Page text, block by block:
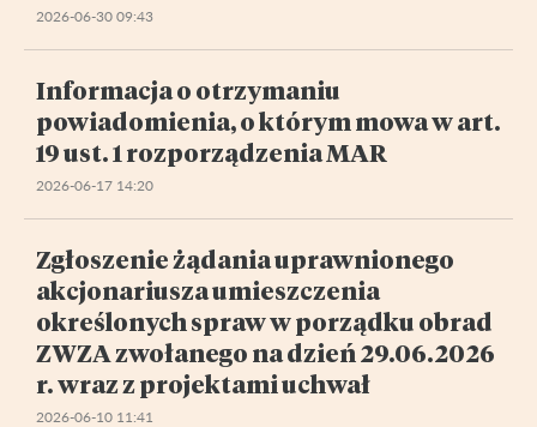
2026-06-30 09:43
Informacja o otrzymaniu
powiadomienia, o którym mowa w art.
19 ust. 1 rozporządzenia MAR
2026-06-17 14:20
Zgłoszenie żądania uprawnionego
akcjonariusza umieszczenia
określonych spraw w porządku obrad
ZWZA zwołanego na dzień 29.06.2026
r. wraz z projektami uchwał
2026-06-10 11:41